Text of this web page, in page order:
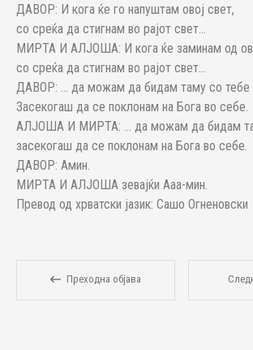
ДАВОР: И кога ќе го напуштам овој свет,
со среќа да стигнам во рајот свет…
МИРТА И АЛЈОША: И кога ќе заминам од
со среќа да стигнам во рајот свет…
ДАВОР: … да можам да бидам таму со тебе
Засекогаш да се поклонам на Бога во себе.
АЛЈОША И МИРТА: … да можам да бидам
засекогаш да се поклонам на Бога во себе.
ДАВОР: Амин.
МИРТА И АЛЈОША зевајќи Ааа-мин.
Превод од хрватски јазик: Сашо Огненовски
Преходна објава